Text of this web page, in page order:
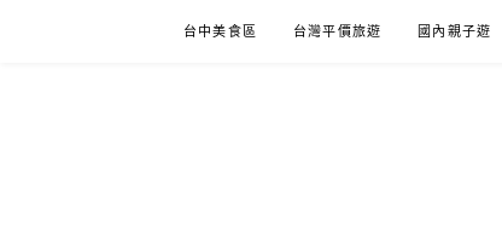
台中美食區 台灣平價旅遊 國內親子遊